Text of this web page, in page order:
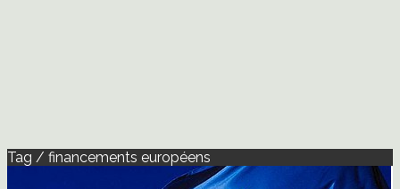
Tag / financements européens